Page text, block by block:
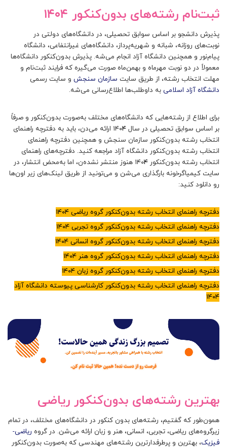
ثبت‌نام رشته‌های بدون‌کنکور ۱۴۰ ۴
پذیرش دانشجو بر اساس سوابق تحصیلی، در دانشگاه‌های دولتی در
نوبت‌های روزانه، شبانه و شهریه‌پرداز، دانشگاه‌های غیرانتفاعی، دانشگاه
پیام‌نور و همچنین دانشگاه آزاد انجام می‌شه. پذیرش بدون‌کنکور دانشگاه‌ها
معمولاً در دو نوبت مهرماه و بهمن‌ماه صورت می‌گیره که فرایند ثبت‌نام و
مهلت انتخاب رشته، از طریق سایت سازمان سنجش و سایت رسمی
دانشگاه آزاد اسلامی به داوطلب‌ها اطلاع‌رسانی می‌شه.
برای اطلاع از رشته‌هایی که دانشگاه‌های مختلف به‌صورت بدون‌کنکور و صرفاً
بر اساس سوابق تحصیلی در سال ۱۴۰ ۴
ارائه می‌دن، باید به دفترچه راهنمای
انتخاب رشته بدون‌کنکور سازمان سنجش و همچنین دفترچه راهنمای
انتخاب رشته بدون‌کنکور دانشگاه آزاد مراجعه کنید. دفترچه‌های راهنمای
انتخاب رشته بدون‌کنکور ۱۴۰ ۴
هنوز منتشر نشده‌ن، اما به‌محض انتشار، در
سایت کیمیاگرخونه بارگذاری می‌شن و می‌تونید از طریق لینک‌های زیر اون‌ها
رو دانلود کنید:
دفترچه راهنمای انتخاب رشته بدون‌کنکور گروه ریاضی ۱۴۰ ۴
دفترچه راهنمای انتخاب رشته بدون‌کنکور گروه تجربی ۱۴۰ ۴
دفترچه راهنمای انتخاب رشته بدون‌کنکور گروه انسانی
۱۴۰۴
دفترچه راهنمای انتخاب رشته بدون‌کنکور گروه هنر
۱۴۰۴
دفترچه راهنمای انتخاب رشته بدون‌کنکور گروه زبان
۱۴۰۴
دفترچه راهنمای انتخاب رشته بدون‌کنکور کارشناسی پیوسته‌ دانشگاه آزاد
۱۴۰۴
بهترین رشته‌های بدون‌کنکور ریاضی
همون‌طور که گفتیم، رشته‌های بدون کنکور در دانشگاه‌های مختلف، در تمام
زیرگروه‌های‌ ریاضی، تجربی، انسانی، هنر و زبان ارائه می‌شن. در گروه ریاضی-
فیزیک، بهترین و پرطرفدارترین رشته‌های مهندسی که به‌صورت بدون‌کنکور